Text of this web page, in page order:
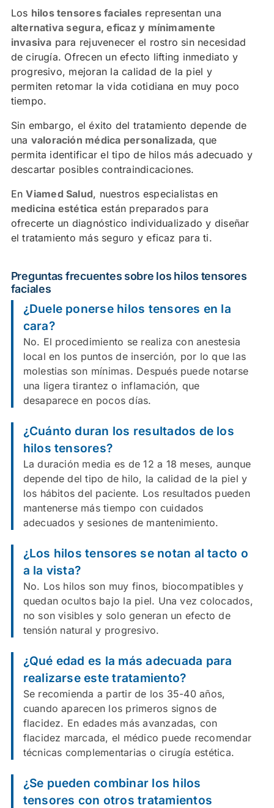
Los hilos tensores faciales representan una
alternativa segura, eficaz y mínimamente
invasiva para rejuvenecer el rostro sin necesidad
de cirugía. Ofrecen un efecto lifting inmediato y
progresivo, mejoran la calidad de la piel y
permiten retomar la vida cotidiana en muy poco
tiempo.
Sin embargo, el éxito del tratamiento depende de
una valoración médica personalizada, que
permita identificar el tipo de hilos más adecuado y
descartar posibles contraindicaciones.
EnViamed Salud, nuestros especialistas en
medicina estética están preparados para
ofrecerte un diagnóstico individualizado y diseñar
el tratamiento más seguro y eficaz para ti.
Preguntas frecuentes sobre los hilos tensores
faciales
¿Duele ponerse hilos tensores en la
cara?
No. El procedimiento se realiza con anestesia
local en los puntos de inserción, por lo que las
molestias son mínimas. Después puede notarse
una ligera tirantez o inflamación, que
desaparece en pocos días.
¿Cuánto duran los resultados de los
hilos tensores?
La duración media es de 12 a 18 meses, aunque
depende del tipo de hilo, la calidad de la piel y
los hábitos del paciente. Los resultados pueden
mantenerse más tiempo con cuidados
adecuados y sesiones de mantenimiento.
¿Los hilos tensores se notan al tacto o
a la vista?
No. Los hilos son muy finos, biocompatibles y
quedan ocultos bajo la piel. Una vez colocados,
no son visibles y solo generan un efecto de
tensión natural y progresivo.
¿Qué edad es la más adecuada para
realizarse este tratamiento?
Se recomienda a partir de los 35-40 años,
cuando aparecen los primeros signos de
flacidez. En edades más avanzadas, con
flacidez marcada, el médico puede recomendar
técnicas complementarias o cirugía estética.
¿Se pueden combinar los hilos
tensores con otros tratamientos